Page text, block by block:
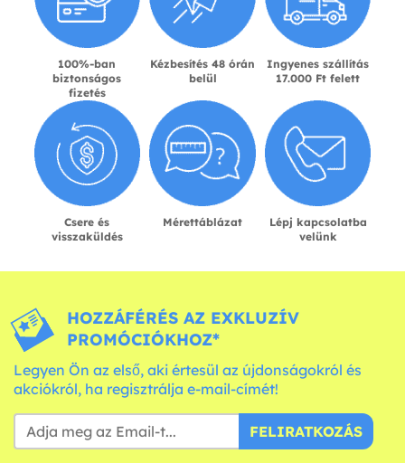
100%-ban
biztonságos
fizetés
Kézbesítés 48 órán
belül
Ingyenes szállítás
17.000 Ft felett
Csere és
visszaküldés
Mérettáblázat
Lépj kapcsolatba
velünk
HOZZÁFÉRÉS AZ EXKLUZÍV
PROMÓCIÓKHOZ*
Legyen Ön az első, aki értesül az újdonságokról és
akciókról, ha regisztrálja e-mail-címét!
FELIRATKOZÁS